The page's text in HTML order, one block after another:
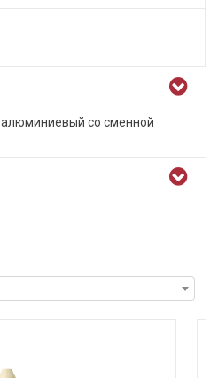
алюминиевый со сменной